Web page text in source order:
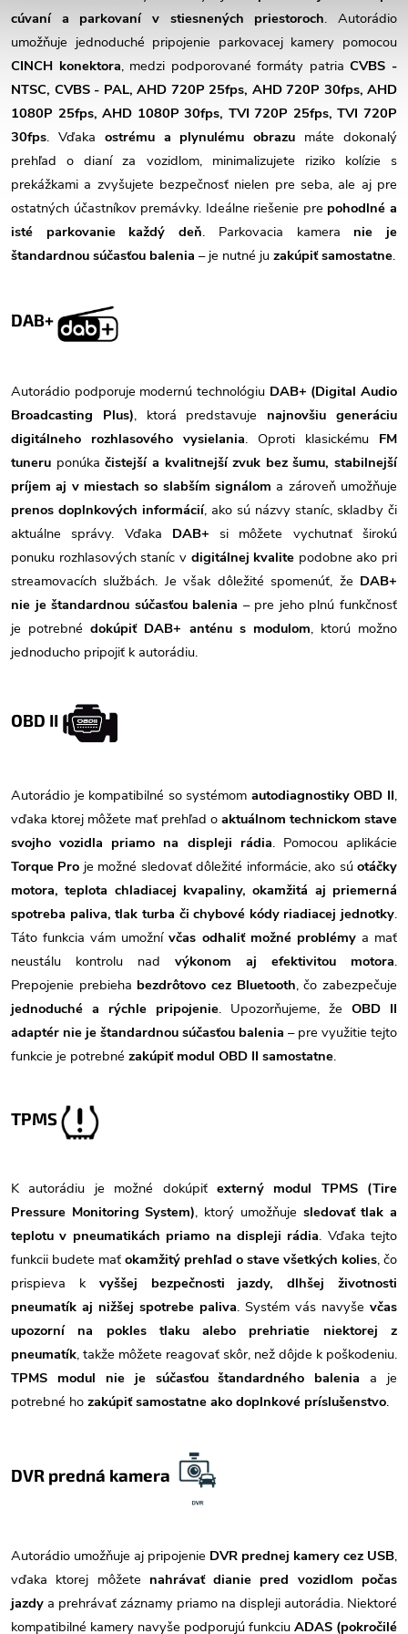
cúvaní a parkovaní v stiesnených priestoroch. Autorádio
umožňuje jednoduché pripojenie parkovacej kamery pomocou
CINCH konektora, medzi podporované formáty patriaCVBS -
NTSC, CVBS - PAL, AHD 720P 25fps, AHD 720P 30fps, AHD
1080P 25fps, AHD 1080P 30fps, TVI 720P 25fps, TVI 720P
30fps. Vďaka ostrému a plynulému obrazu máte dokonalý
prehľad o dianí za vozidlom, minimalizujete riziko kolízie s
prekážkami a zvyšujete bezpečnosť nielen pre seba, ale aj pre
ostatných účastníkov premávky. Ideálne riešenie pre pohodlné a
isté parkovanie každý deň. Parkovacia kamera nie je
štandardnou súčasťou balenia – je nutné ju zakúpiť samostatne.
DAB+
Autorádio podporuje modernú technológiu DAB+ (Digital Audio
Broadcasting Plus), ktorá predstavuje najnovšiu generáciu
digitálneho rozhlasového vysielania. Oproti klasickému FM
tuneru ponúkačistejší a kvalitnejší zvuk bez šumu, stabilnejší
príjem aj v miestach so slabším signálom a zároveň umožňuje
prenos doplnkových informácií, ako sú názvy staníc, skladby či
aktuálne správy. Vďaka DAB+ si môžete vychutnať širokú
ponuku rozhlasových staníc v digitálnej kvalite podobne ako pri
streamovacích službách. Je však dôležité spomenúť, že DAB+
nie je štandardnou súčasťou balenia – pre jeho plnú funkčnosť
je potrebnédokúpiť DAB+ anténu s modulom, ktorú možno
jednoducho pripojiť k autorádiu.
OBD II
Autorádio je kompatibilné so systémom autodiagnostiky OBD II,
vďaka ktorej môžete mať prehľad o aktuálnom technickom stave
svojho vozidla priamo na displeji rádia. Pomocou aplikácie
Torque Pro je možné sledovať dôležité informácie, ako súotáčky
motora, teplota chladiacej kvapaliny, okamžitá aj priemerná
spotreba paliva, tlak turba či chybové kódy riadiacej jednotky.
Táto funkcia vám umožnívčas odhaliť možné problémya mať
neustálu kontrolu nad výkonom aj efektivitou motora.
Prepojenie prebieha bezdrôtovo cez Bluetooth, čo zabezpečuje
jednoduché a rýchle pripojenie. Upozorňujeme, že OBD II
adaptér nie je štandardnou súčasťou balenia – pre využitie tejto
funkcie je potrebné zakúpiť modul OBD II samostatne.
TPMS
K autorádiu je možné dokúpiť externý modul TPMS (Tire
Pressure Monitoring System), ktorý umožňuje sledovať tlak a
teplotu v pneumatikách priamo na displeji rádia. Vďaka tejto
funkcii budete mať okamžitý prehľad o stave všetkých kolies, čo
prispieva k vyššej bezpečnosti jazdy, dlhšej životnosti
pneumatík aj nižšej spotrebe paliva. Systém vás navyše včas
upozorní na pokles tlaku alebo prehriatie niektorej z
pneumatík, takže môžete reagovať skôr, než dôjde k poškodeniu.
TPMS modul nie je súčasťou štandardného balenia a je
potrebné ho zakúpiť samostatne ako doplnkové príslušenstvo.
DVR predná kamera
Autorádio umožňuje aj pripojenie DVR prednej kamery cez USB,
vďaka ktorej môžete nahrávať dianie pred vozidlom počas
jazdy a prehrávať záznamy priamo na displeji autorádia. Niektoré
kompatibilné kamery navyše podporujú funkciu ADAS (pokročilé